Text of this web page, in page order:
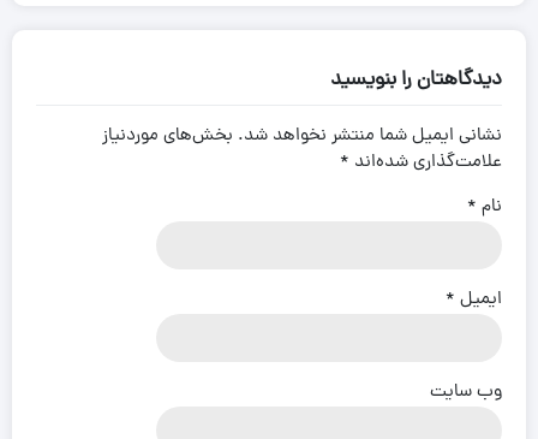
دیدگاهتان را بنویسید
نشانی ایمیل شما منتشر نخواهد شد. بخش‌های موردنیاز
علامت‌گذاری شده‌اند *
نام *
ایمیل *
وب‌ سایت